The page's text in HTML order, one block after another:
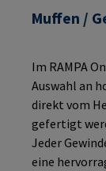
Muffen /
Im RAMPA
Auswahl an
direkt vom
gefertigt
Jeder
eine